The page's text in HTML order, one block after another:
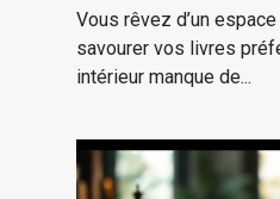
Vous rêvez d’un
savourer vos livres
intérieur manque de...